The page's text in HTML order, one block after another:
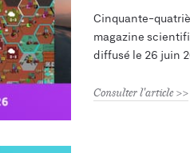
Cinquante-
magazine
diffusé le 26 juin
Consulter l'article